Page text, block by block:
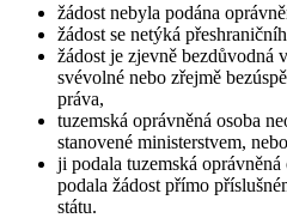
žádost nebyla podána
žádost se netýká
žádost je zjevně bezdůvodná
svévolné nebo zřejmě
práva,
tuzemská oprávněná osoba
stanovené ministerstvem, nebo
ji podala tuzemská
podala žádost přímo
státu.